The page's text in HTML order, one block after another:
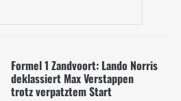
Formel 1 Zandvoort: Lando Norris
deklassiert Max Verstappen
trotz verpatztem Start